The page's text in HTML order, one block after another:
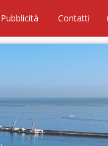
Pubblicità Contatti